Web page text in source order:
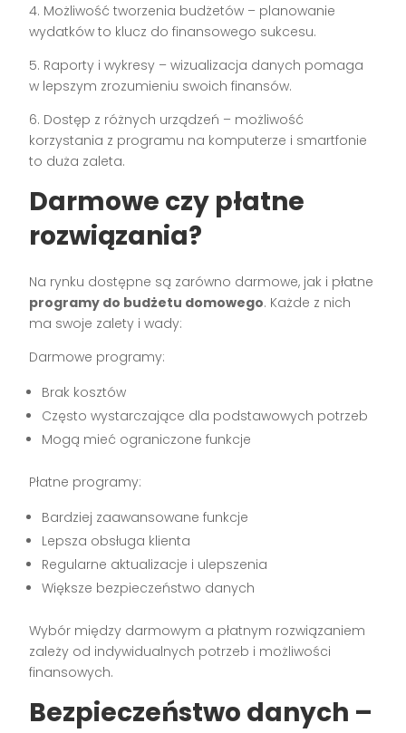
4. Możliwość tworzenia budżetów – planowanie
wydatków to klucz do finansowego sukcesu.
5. Raporty i wykresy – wizualizacja danych pomaga
w lepszym zrozumieniu swoich finansów.
6. Dostęp z różnych urządzeń – możliwość
korzystania z programu na komputerze i smartfonie
to duża zaleta.
Darmowe czy płatne
rozwiązania?
Na rynku dostępne są zarówno darmowe, jak i płatne
programy do budżetu domowego. Każde z nich
ma swoje zalety i wady:
Darmowe programy:
Brak kosztów
Często wystarczające dla podstawowych potrzeb
Mogą mieć ograniczone funkcje
Płatne programy:
Bardziej zaawansowane funkcje
Lepsza obsługa klienta
Regularne aktualizacje i ulepszenia
Większe bezpieczeństwo danych
Wybór między darmowym a płatnym rozwiązaniem
zależy od indywidualnych potrzeb i możliwości
finansowych.
Bezpieczeństwo danych –